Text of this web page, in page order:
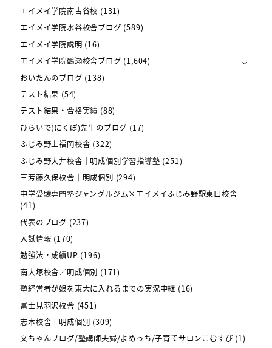
エイメイ学院南古谷校 (131)
エイメイ学院水谷校舎ブログ (589)
エイメイ学院説明 (16)
エイメイ学院鶴瀬校舎ブログ (1,604)
おいたんのブログ (138)
テスト結果 (54)
テスト結果・合格実績 (88)
ひらいで(にくぽ)先生のブログ (17)
ふじみ野上福岡校舎 (322)
ふじみ野大井校舎｜明成個別学習指導塾 (251)
三芳藤久保校舎｜明成個別 (294)
中学受験専門塾ジャングルジム×エイメイふじみ野駅東口校舎
(41)
代表のブログ (237)
入試情報 (170)
勉強法・成績UP (196)
南大塚校舎／明成個別 (171)
塾経営者が娘を東大に入れるまでの実況中継 (16)
富士見羽沢校舎 (451)
志木校舎｜明成個別 (309)
文ちゃんブログ/塾講師夫婦/よめっち/子育てサロンこむすび (1)